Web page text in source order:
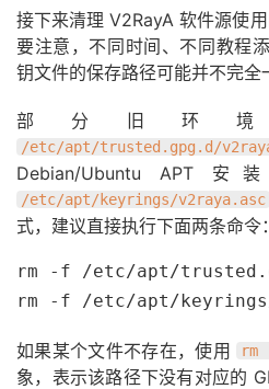
接下来清理 V2RayA 软件源使
要注意，不同时间、不同教程
钥文件的保存路径可能并不完全
部分旧环
/etc/apt/trusted.gpg.d/
Debian/Ubuntu APT
/etc/apt/keyrings/v2raya.asc
式，建议直接执行下面两条命令：
rm -f /etc/apt/
rm -f /etc/apt/
如果某个文件不存在，使用
象，表示该路径下没有对应的